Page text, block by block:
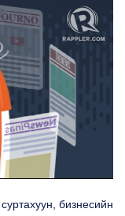
бизнесийн